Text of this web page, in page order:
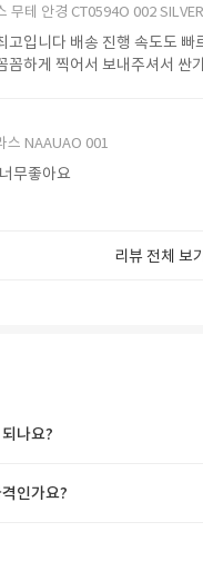
무테 안경 CT0594O 002
고입니다 배송 진행 속도도
꼼하게 찍어서 보내주셔서 싼
스 NAAUAO 001
무좋아요
리뷰 전체 보
나요?
인가요?